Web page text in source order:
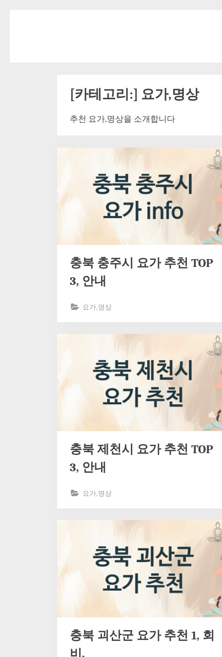
[카테고리:] 요가,명상
추천 요가,명상을 소개합니다
충북 충주시 요가 추천 TOP
3, 안내
요가,명상
충북 제천시 요가 추천 TOP
3, 안내
요가,명상
충북 괴산군 요가 추천 1, 회
비,